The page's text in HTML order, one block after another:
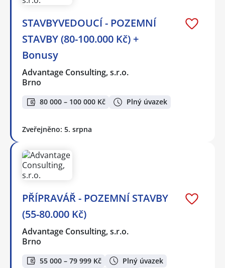
STAVBYVEDOUCÍ - POZEMNÍ
STAVBY (80-100.000 Kč) +
Bonusy
Advantage Consulting, s.r.o.
Brno
80 000 – 100 000 Kč Plný úvazek
Zveřejněno: 5. srpna
PŘÍPRAVÁŘ - POZEMNÍ STAVBY
(55-80.000 Kč)
Advantage Consulting, s.r.o.
Brno
55 000 – 79 999 Kč
Plný úvazek